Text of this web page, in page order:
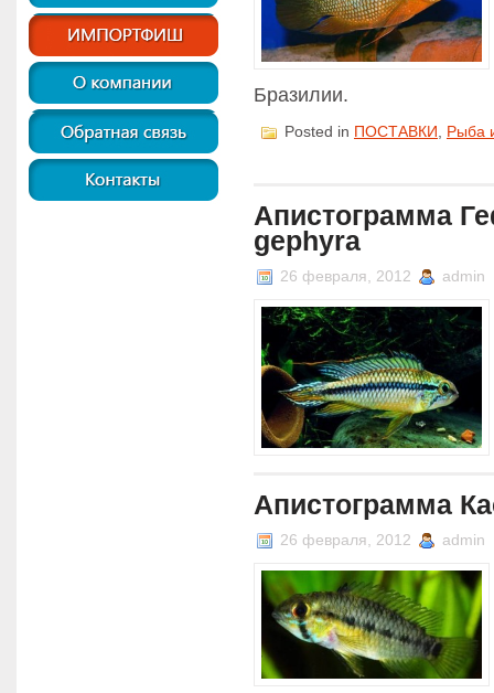
Бразилии.
Posted in ПОСТАВКИ Рыба
Апистограмма
gephyra
26 февраля, 2012 admin
Апистограмма
26 февраля, 2012 admin